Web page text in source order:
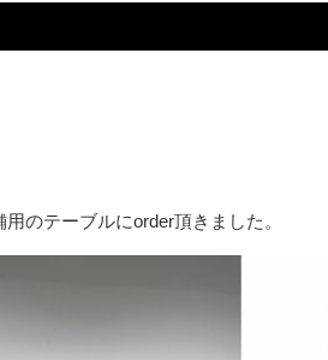
のテーブルにorder頂きました。